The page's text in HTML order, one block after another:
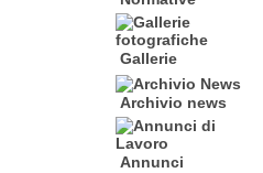
Gallerie
Archivio news
Annunci